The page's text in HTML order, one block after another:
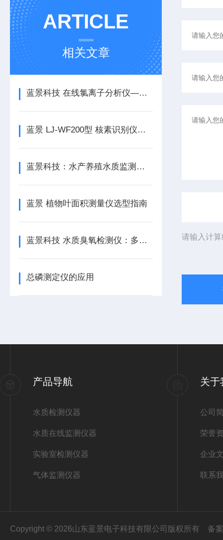
ARTICLE
相关文章
蓝景科技 在线氯离子分析仪——养殖业的智慧管家
蓝景 LJ-WF200型 核素识别仪：让放射性检测更智能、更高效
蓝景科技：水产养殖水质监测设备开启智能水产养殖新时代
蓝景 植物叶面积测量仪选型指南
蓝景科技 水质臭氧检测仪：多场景守护水体安全
总磷测定仪的应用
请输入计
产品导航
水质检测仪器
水质在线监测仪器
实验室检测仪器
气体监测仪器
关于
公司
荣誉
企业
联系
Copyright © 2026山东蓝景电子科技有限公司版权所有 备